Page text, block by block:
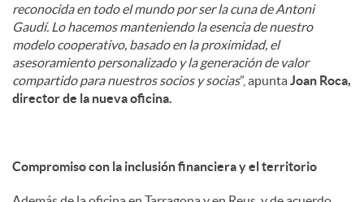
reconocida en todo el mundo por ser la cuna de Antoni
Gaudí. Lo hacemos manteniendo la esencia de nuestro
modelo cooperativo, basado en la proximidad, el
asesoramiento personalizado y la generación de valor
compartido para nuestros socios y socias”, apuntaJoan Roca,
director de la nueva oficina.
Compromiso con la inclusión financiera y el territorio